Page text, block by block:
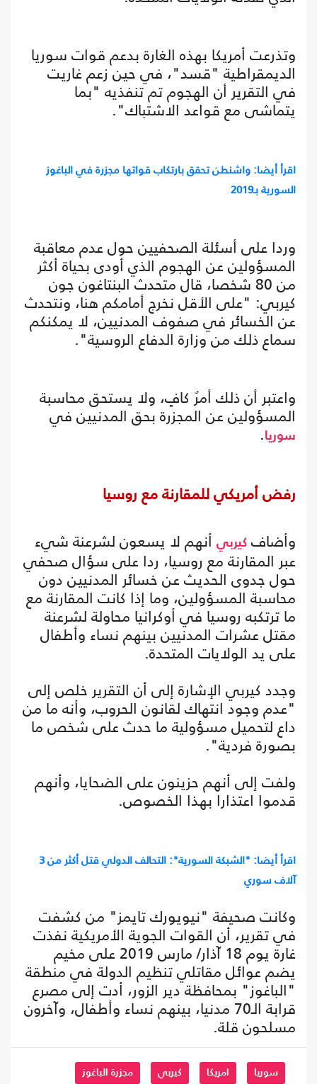
وتذرعت أمريكا بهذه الغارة بدعم قوات سوريا
الديمقراطية "قسد"، في حين زعم غاريت
في التقرير أن الهجوم تم تنفذيه "بما
يتماشى مع قواعد الاشتباك".
اقرأ أيضا: واشنطن تحقق بارتكاب قواتها مجزرة في الباغوز
السورية بـ2019
وردا على أسئلة الصحفيين حول عدم معاقبة
المسؤولين عن الهجوم الذي أودى بحياة أكثر
من 80 شخصا، قال متحدث البنتاغون جون
كيربي: "على الأقل نخرج أمامكم هنا، ونتحدث
عن الخسائر في صفوف المدنيين، لا يمكنكم
سماع ذلك من وزارة الدفاع الروسية".
واعتبر أن ذلك أمرٌ كافٍ، ولا يستحق محاسبة
المسؤولين عن المجزرة بحق المدنيين في
سوريا.
رفض أمريكي للمقارنة مع روسيا
وأضاف كيربي أنهم لا يسعون لشرعنة شيء
عبر المقارنة مع روسيا، ردا على سؤال صحفي
حول جدوى الحديث عن خسائر المدنيين دون
محاسبة المسؤولين، وما إذا كانت المقارنة مع
ما ترتكبه روسيا في أوكرانيا محاولة لشرعنة
مقتل عشرات المدنيين بينهم نساء وأطفال
على يد الولايات المتحدة.
وجدد كيربي الإشارة إلى أن التقرير خلص إلى
"عدم وجود انتهاك لقانون الحروب، وأنه ما من
داع لتحميل مسؤولية ما حدث على شخص ما
بصورة فردية".
ولفت إلى أنهم حزينون على الضحايا، وأنهم
قدموا اعتذارا بهذا الخصوص.
اقرأ أيضا: "الشبكة السورية": التحالف الدولي قتل أكثر من 3
آلاف سوري
وكانت صحيفة "نيويورك تايمز" من كشفت
في تقرير، أن القوات الجوية الأمريكية نفذت
غارة يوم 18 آذار/ مارس 2019 على مخيم
يضم عوائل مقاتلي تنظيم الدولة في منطقة
"الباغوز" بمحافظة دير الزور، أدت إلى مصرع
قرابة الـ70 مدنيا، بينهم نساء وأطفال، وآخرون
مسلحون قلة.
سوريا امريكا كيربي مجزرة الباغوز